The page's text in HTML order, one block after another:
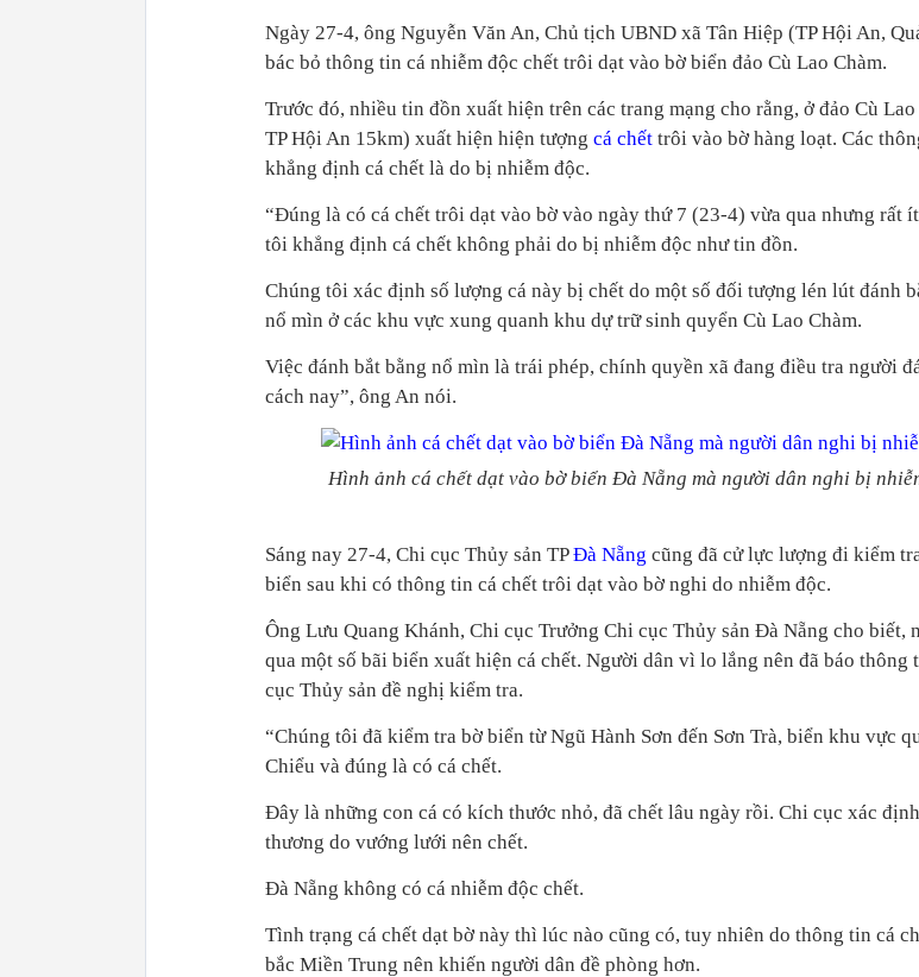
Ngày 27-4, ông Nguyễn Văn An, Chủ tịch UBND xã Tân Hiệp (TP Hội An,
bác bỏ thông tin cá nhiễm độc chết trôi dạt vào bờ biển đảo Cù Lao Chàm.
Trước đó, nhiều tin đồn xuất hiện trên các trang mạng cho rằng, ở đảo Cù
TP Hội An 15km) xuất hiện hiện tượng cá chết trôi vào bờ hàng loạt. Các
khẳng định cá chết là do bị nhiễm độc.
“Đúng là có cá chết trôi dạt vào bờ vào ngày thứ 7 (23-4) vừa qua nhưng rất
tôi khẳng định cá chết không phải do bị nhiễm độc như tin đồn.
Chúng tôi xác định số lượng cá này bị chết do một số đối tượng lén lút đánh
nổ mìn ở các khu vực xung quanh khu dự trữ sinh quyển Cù Lao Chàm.
Việc đánh bắt bằng nổ mìn là trái phép, chính quyền xã đang điều tra người
cách nay”, ông An nói.
Hình ảnh cá chết dạt vào bờ biển Đà Nẵng mà người dân nghi bị
Sáng nay 27-4, Chi cục Thủy sản TPĐà Nẵng cũng đã cử lực lượng đi kiểm
biển sau khi có thông tin cá chết trôi dạt vào bờ nghi do nhiễm độc.
Ông Lưu Quang Khánh, Chi cục Trưởng Chi cục Thủy sản Đà Nẵng cho biết,
qua một số bãi biển xuất hiện cá chết. Người dân vì lo lắng nên đã báo thông
cục Thủy sản đề nghị kiểm tra.
“Chúng tôi đã kiểm tra bờ biển từ Ngũ Hành Sơn đến Sơn Trà, biển khu vực
Chiểu và đúng là có cá chết.
Đây là những con cá có kích thước nhỏ, đã chết lâu ngày rồi. Chi cục xác
thương do vướng lưới nên chết.
Đà Nẵng không có cá nhiễm độc chết.
Tình trạng cá chết dạt bờ này thì lúc nào cũng có, tuy nhiên do thông tin cá
bắc Miền Trung nên khiến người dân đề phòng hơn.